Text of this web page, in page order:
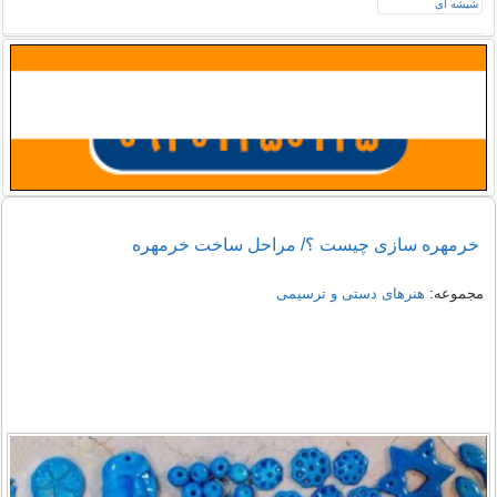
خرمهره سازی چیست ؟/ مراحل ساخت خرمهره
مجموعه: هنرهای دستی و ترسیمی